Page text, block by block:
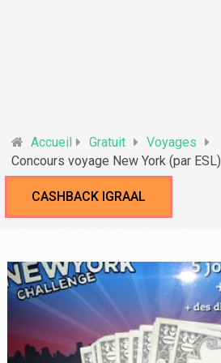
Accueil Gratuit
Voyages
Concours voyage New York (par ESL)
CASHBACK IGRAAL